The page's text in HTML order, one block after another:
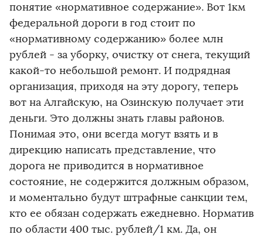
понятие «нормативное содержание». Вот 1км
федеральной дороги в год стоит по
«нормативному содержанию» более млн
рублей - за уборку, очистку от снега, текущий
какой-то небольшой ремонт. И подрядная
организация, приходя на эту дорогу, теперь
вот на Алгайскую, на Озинскую получает эти
деньги. Это должны знать главы районов.
Понимая это, они всегда могут взять и в
дирекцию написать представление, что
дорога не приводится в нормативное
состояние, не содержится должным образом,
и моментально будут штрафные санкции тем,
кто ее обязан содержать ежедневно. Норматив
по области 400 тыс. рублей/1 км. Да, он